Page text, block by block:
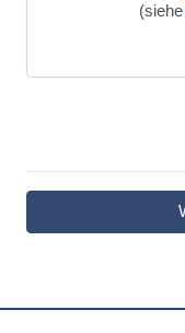
(siehe